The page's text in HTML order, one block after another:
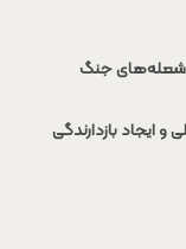
شعله‌های جنگ
و ایجاد بازدارندگی